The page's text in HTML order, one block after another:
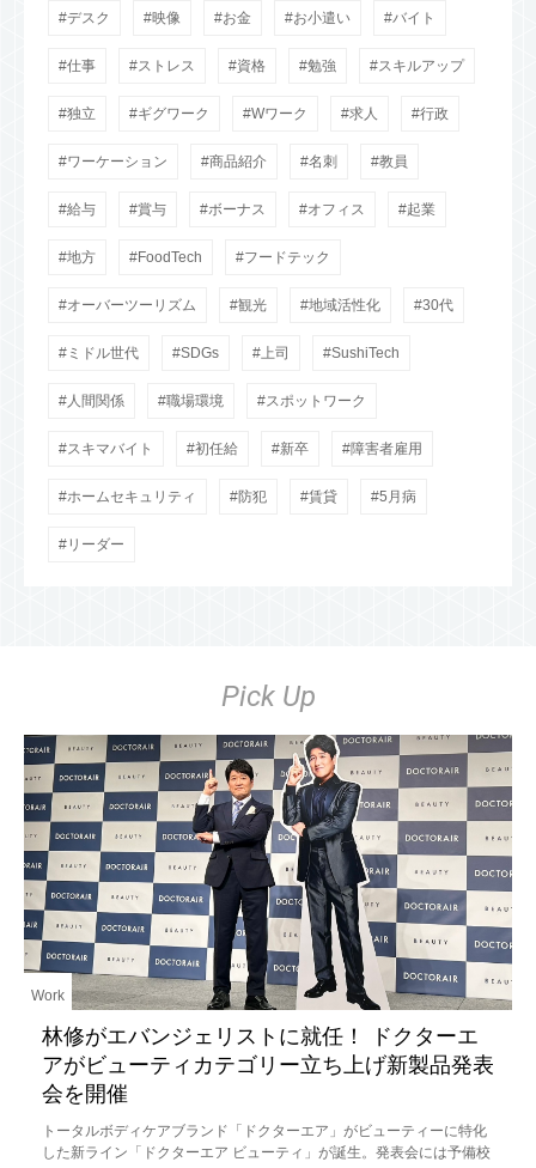
デスク 映像 お金 お小遣い バイト
仕事 ストレス 資格 勉強 スキルアップ
独立 ギグワーク Wワーク 求人 行政
ワーケーション 商品紹介 名刺 教員
給与 賞与 ボーナス オフィス 起業
地方 FoodTech フードテック
オーバーツーリズム 観光 地域活性化 30代
ミドル世代 SDGs 上司 SushiTech
人間関係 職場環境 スポットワーク
スキマバイト 初任給 新卒 障害者雇用
ホームセキュリティ 防犯 賃貸 5月病
リーダー
Pick Up
林修がエバンジェリストに就任！ ドクターエ
アがビューティカテゴリー立ち上げ新製品発表
会を開催
トータルボディケアブランド「ドクターエア」がビューティーに特化
した新ライン「ドクターエア ビューティ」が誕生。発表会には予備校
Work